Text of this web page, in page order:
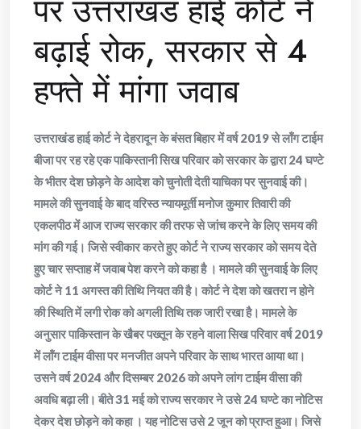
पर उत्तराखंड हाई कोर्ट ने
बढ़ाई रोक, सरकार से 4
हफ्ते में मांगा जवाब
उत्तराखंड हाई कोर्ट ने देहरादून के बंसत बिहार में वर्ष 2019 से लॉंग टाईम
बीजा पर रह रहे एक पाकिस्तानी सिख परिवार को सरकार के द्वारा 24 घण्टे
के भीतर देश छोड़ने के आदेश को चुनोती देती याचिका पर सुनवाई की।
मामले की सुनवाई के बाद वरिस्ठ न्यायमूर्ती मनोज कुमार तिवारी की
एकलपीठ में आज राज्य सरकार की तरफ से जांच करने के लिए समय की
मांग की गई। जिसे स्वीकार करते हुए कोर्ट ने राज्य सरकार को समय देते
हुए चार सप्ताह में जवाब पेश करने को कहा है । मामले की सुनवाई के लिए
कोर्ट ने 11 अगस्त की तिथि नियत की है। कोर्ट ने देश को खतरा न होने
की स्थिति में लगी रोक को अगली तिथि तक जारी रखा है। मामले के
अनुसार पाकिस्तान के खैबर पख्तून के रहने वाला सिख परिवार वर्ष 2019
में लॉंग टाईम वीसा पर मनजीत अपने परिवार के साथ भारत आया था।
उसने वर्ष 2024 और दिसम्बर 2026 को अपने लांग टाईम वीसा की
अवधि बढ़ा ली। बीते 31 मई को राज्य सरकार ने उसे 24 घण्टे का नोटिस
देकर देश छोड़ने को कहा । यह नोटिस उसे 2 जून को प्राप्त हुआ। जिसे